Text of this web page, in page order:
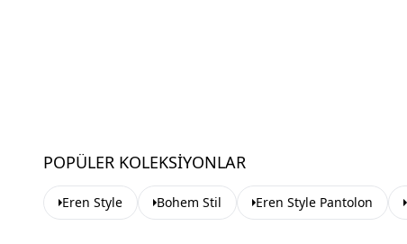
POPÜLER KOLEKSIYONLAR
Eren Style Bohem Stil Eren Style Pantolon